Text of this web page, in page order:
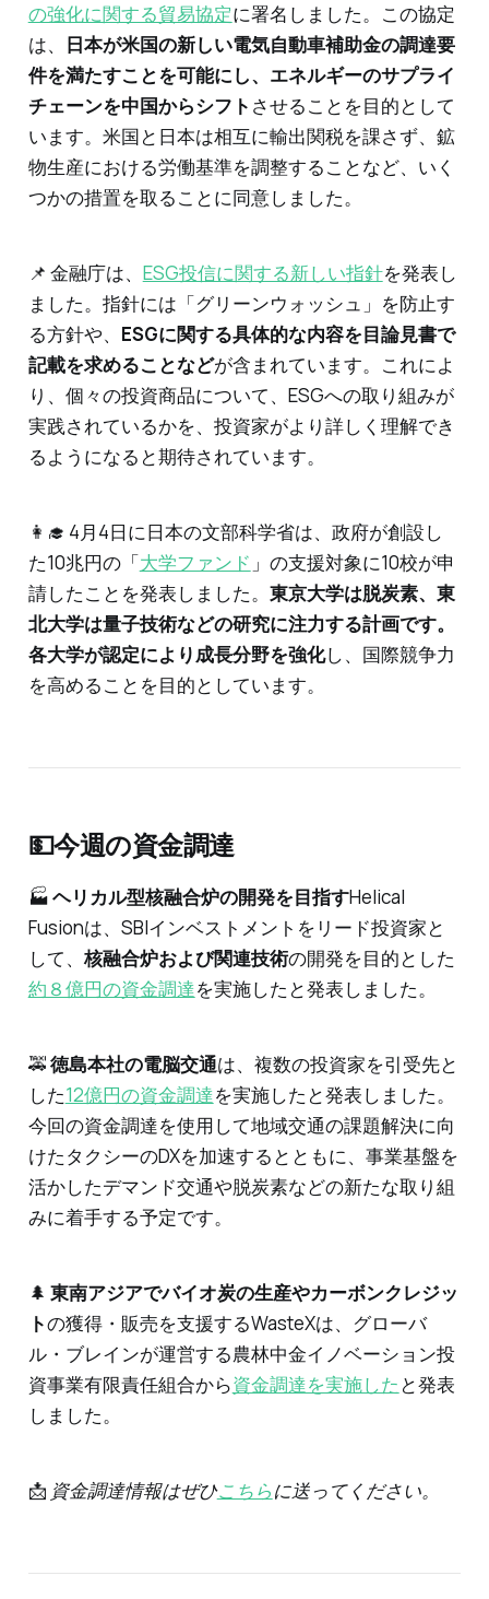
の強化に関する貿易協定に署名しました。この協定
は、
日本が米国の新しい電気自動車補助金の調達要
件を満たすことを可能にし、エネルギーのサプライ
チェーンを中国からシフト させることを目的として
います。米国と日本は相互に輸出関税を課さず、鉱
物生産における労働基準を調整することなど、いく
つかの措置を取ることに同意しました。
📌 金融庁は、 ESG投信に関する新しい指針を発表し
ました。指針には「グリーンウォッシュ」を防止す
る方針や、 ESGに関する具体的な内容を目論見書で
記載を求めることなどが含まれています。これによ
り、個々の投資商品について、ESGへの取り組みが
実践されているかを、投資家がより詳しく理解でき
るようになると期待されています。
👩‍🎓 4月4日に日本の文部科学省は、政府が創設し
た10兆円の「大学ファンド 」の支援対象に10校が申
請したことを発表しました。 東京大学は脱炭素、東
北大学は量子技術などの研究に注力する計画です。
各大学が認定により成長分野を強化し、国際競争力
を高めることを目的としています。
💵今週の資金調達
🏭ヘリカル型核融合炉の開発を目指すHelical
Fusionは、SBIインベストメントをリード投資家と
して、 核融合炉および関連技術の開発を目的とした
約８億円の資金調達を実施したと発表しました。
🚕徳島本社の電脳交通は、複数の投資家を引受先と
した12億円の資金調達を実施したと発表しました。
今回の資金調達を使用して地域交通の課題解決に向
けたタクシーのDXを加速するとともに、事業基盤を
活かしたデマンド交通や脱炭素などの新たな取り組
みに着手する予定です。
🌲 東南アジアでバイオ炭の生産やカーボンクレジッ
トの獲得・販売を支援するWasteXは、グローバ
ル・ブレインが運営する農林中金イノベーション投
資事業有限責任組合から資金調達を実施した と発表
しました。
📩 資金調達情報はぜひこちらに送ってください。